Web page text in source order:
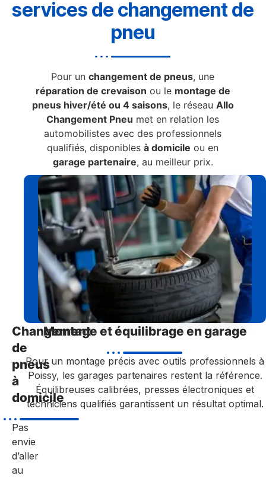
services de changement de
pneu
Pour unchangement de pneus, une
réparation de crevaison ou le montage de
pneus hiver/été ou 4 saisons, le réseau Allo
Changement Pneu met en relation les
automobilistes avec des professionnels
qualifiés, disponiblesà domicile ou en
garage partenaire, au meilleur prix.
Changement
de
pneus
à
domicile
Pas
envie
d’aller
au
Montage et équilibrage en garage
Pour un montage précis avec outils professionnels à
Poissy, les garages partenaires restent la référence.
Équilibreuses calibrées, presses électroniques et
techniciens qualifiés garantissent un résultat optimal.